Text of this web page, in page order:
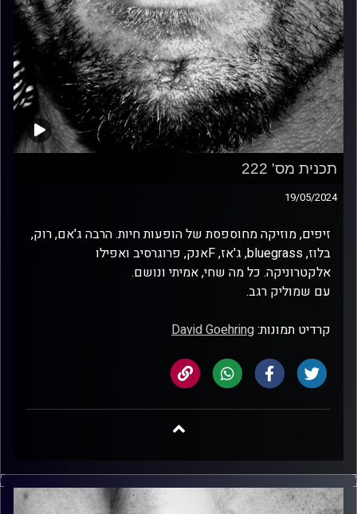
תכנית מס' 222
19/05/2024
זיפים, מוזיקה מחוספסת של הופעות חיות. הרבה ג'אם, רוק,
בלוז, bluegrass, ג'אז, Fאנק, פרוגרסיב ואפילו
אלקטרוניקה. כל מה שחי, אמיתי ונושם.
עם שמוליק רגב.
קרדיט תמונות:David Goehring